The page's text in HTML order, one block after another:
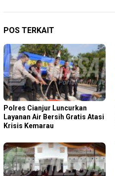
POS TERKAIT
Polres Cianjur Luncurkan
Layanan Air Bersih Gratis Atasi
Krisis Kemarau